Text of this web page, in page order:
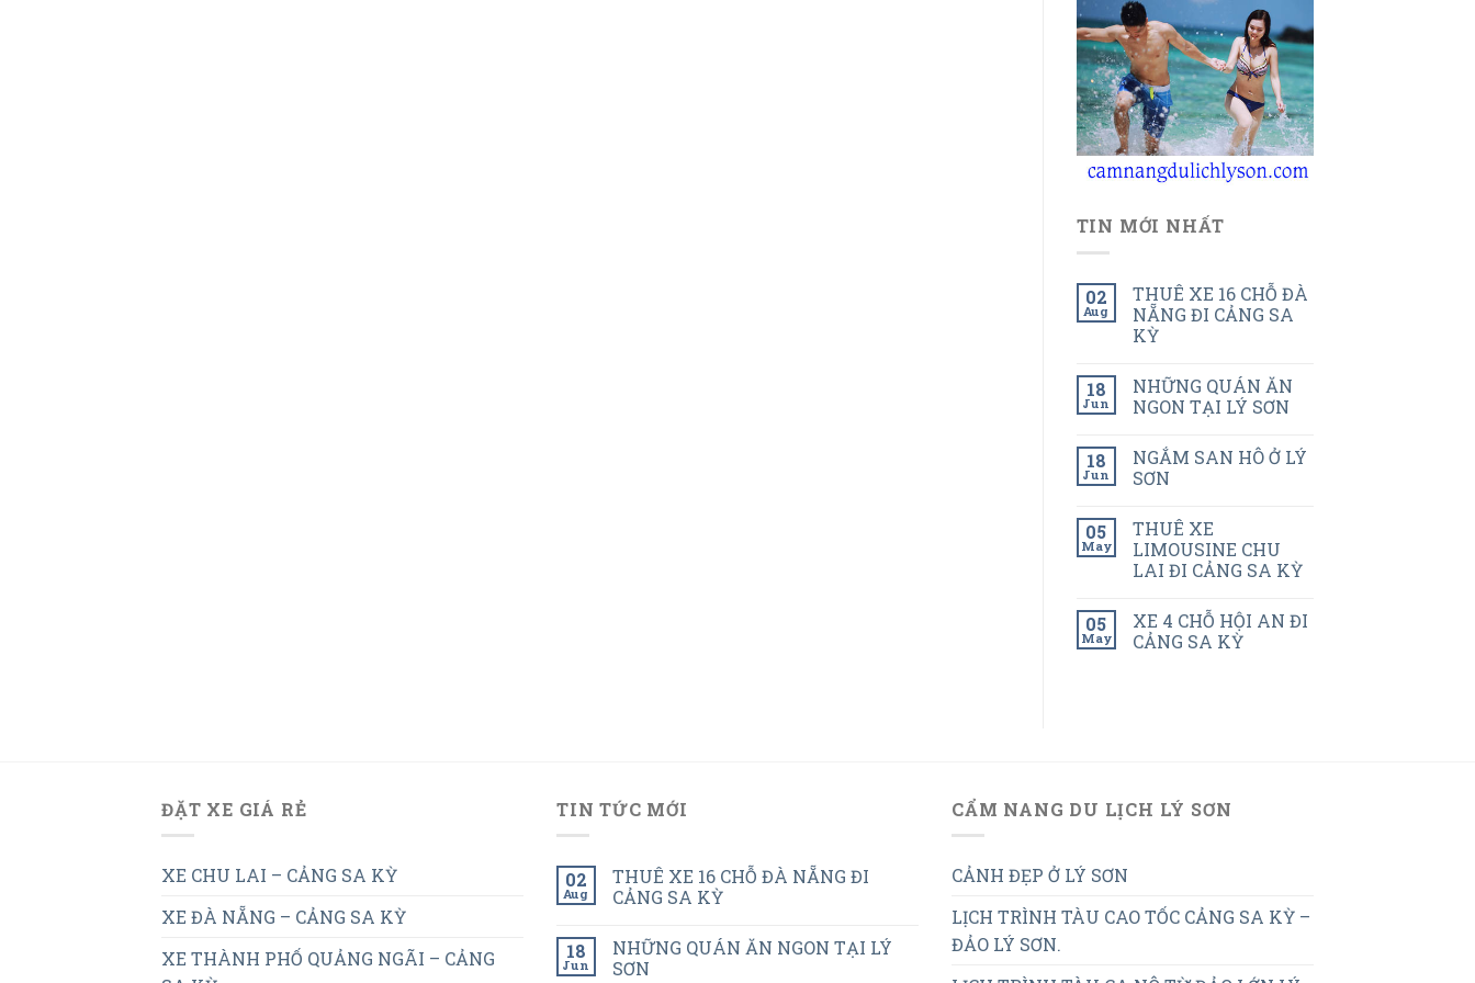
TIN MỚI NHẤT
02
Aug
THUÊ XE 16 CHỖ ĐÀ
NẴNG ĐI CẢNG SA
KỲ
18
Jun
NHỮNG QUÁN ĂN
NGON TẠI LÝ SƠN
18
Jun
NGẮM SAN HÔ Ở LÝ
SƠN
05
May
THUÊ XE
LIMOUSINE CHU
LAI ĐI CẢNG SA KỲ
05
May
XE 4 CHỖ HỘI AN ĐI
CẢNG SA KỲ
ĐẶT XE GIÁ RẺ
XE CHU LAI – CẢNG SA KỲ
XE ĐÀ NẴNG – CẢNG SA KỲ
XE THÀNH PHỐ QUẢNG NGÃI – CẢNG
TIN TỨC MỚI
02
Aug
THUÊ XE 16 CHỖ ĐÀ NẴNG ĐI
CẢNG SA KỲ
18
Jun
NHỮNG QUÁN ĂN NGON TẠI LÝ
SƠN
CẨM NANG DU LỊCH LÝ SƠN
CẢNH ĐẸP Ở LÝ SƠN
LỊCH TRÌNH TÀU CAO TỐC CẢNG SA KỲ –
ĐẢO LÝ SƠN.